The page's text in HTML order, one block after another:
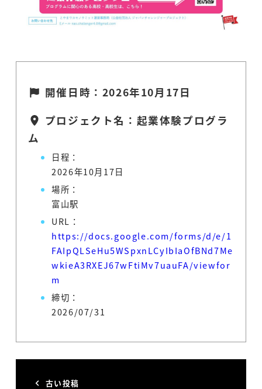
開催日時：2026年10月17日
プロジェクト名：起業体験プログラ
ム
日程：
2026年10月17日
場所：
富山駅
URL：
https://docs.google.com/forms/d/e/1
FAIpQLSeHu5WSpxnLCyIbIaOfBNd7Me
wkieA3RXEJ67wFtiMv7uauFA/viewfor
m
締切：
2026/07/31
古い投稿